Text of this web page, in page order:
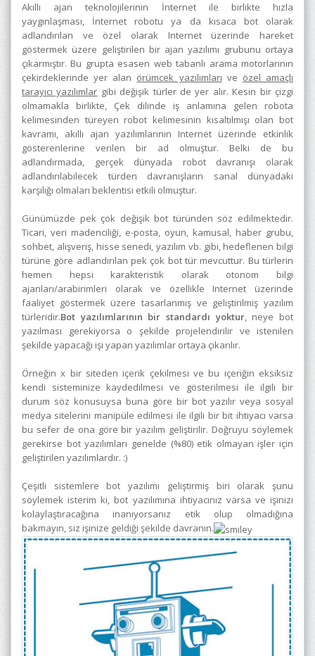
Akıllı ajan teknolojilerinin İnternet ile birlikte hızla
yaygınlaşması, İnternet robotu ya da kısaca bot olarak
adlandırılan ve özel olarak Internet üzerinde hareket
göstermek üzere geliştirilen bir ajan yazılımı grubunu ortaya
çıkarmıştır. Bu grupta esasen web tabanlı arama motorlarının
çekirdeklerinde yer alan örümcek yazılımları ve özel amaçlı
tarayıcı yazılımlar gibi değişik türler de yer alır. Kesin bir çizgi
olmamakla birlikte, Çek dilinde iş anlamına gelen robota
kelimesinden türeyen robot kelimesinin kısaltılmışı olan bot
kavramı, akıllı ajan yazılımlarının Internet üzerinde etkinlik
gösterenlerine verilen bir ad olmuştur. Belki de bu
adlandırmada, gerçek dünyada robot davranışı olarak
adlandırılabilecek türden davranışların sanal dünyadaki
karşılığı olmaları beklentisi etkili olmuştur.
Günümüzde pek çok değişik bot türünden söz edilmektedir.
Ticari, veri madenciliği, e-posta, oyun, kamusal, haber grubu,
sohbet, alışveriş, hisse senedi, yazılım vb. gibi, hedeflenen bilgi
türüne göre adlandırılan pek çok bot tür mevcuttur. Bu türlerin
hemen hepsi karakteristik olarak otonom bilgi
ajanları/arabirimleri olarak ve özellikle Internet üzerinde
faaliyet göstermek üzere tasarlanmış ve geliştirilmiş yazılım
türleridir.Bot yazılımlarının bir standardı yoktur, neye bot
yazılması gerekiyorsa o şekilde projelendirilir ve istenilen
şekilde yapacağı işi yapan yazılımlar ortaya çıkarılır.
Örneğin x bir siteden içerik çekilmesi ve bu içeriğin eksiksiz
kendi sisteminize kaydedilmesi ve gösterilmesi ile ilgili bir
durum söz konusuysa buna göre bir bot yazılır veya sosyal
medya sitelerini manipüle edilmesi ile ilgili bir bit ihtiyacı varsa
bu sefer de ona göre bir yazılım geliştirilir. Doğruyu söylemek
gerekirse bot yazılımları genelde (%80) etik olmayan işler için
geliştirilen yazılımlardır. :)
Çeşitli sistemlere bot yazılımı geliştirmiş biri olarak şunu
söylemek isterim ki, bot yazılımına ihtiyacınız varsa ve işinizi
kolaylaştıracağına inanıyorsanız etik olup olmadığına
bakmayın, siz işinize geldiği şekilde davranın.